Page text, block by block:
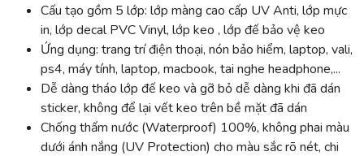
Cấu tạo gồm 5 lớp: lớp màng cao cấp UV Anti, lớp mực
in, lớp decal PVC Vinyl, lớp keo , lớp đế bảo vệ keo
Ứng dụng: trang trí điện thoại, nón bảo hiểm, laptop, vali,
ps4, máy tính, laptop, macbook, tai nghe headphone,...
Dễ dàng tháo lớp đế keo và gỡ bỏ dễ dàng khi đã dán
sticker, không để lại vết keo trên bề mặt đã dán
Chống thấm nước (Waterproof) 100%, không phai màu
dưới ánh nắng (UV Protection) cho màu sắc rõ nét, chi